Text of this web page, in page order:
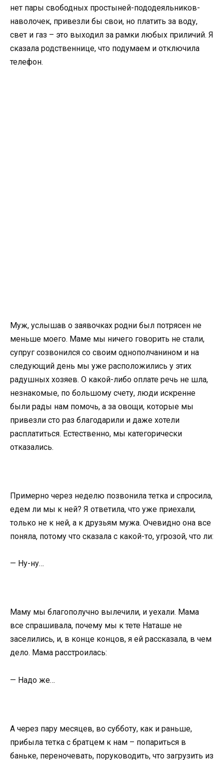
нет пары свободных простыней-пододеяльников-
наволочек, привезли бы свои, но платить за воду,
свет и газ – это выходил за рамки любых приличий. Я
сказала родственнице, что подумаем и отключила
телефон.
Муж, услышав о заявочках родни был потрясен не
меньше моего. Маме мы ничего говорить не стали,
супруг созвонился со своим однополчанином и на
следующий день мы уже расположились у этих
радушных хозяев. О какой-либо оплате речь не шла,
незнакомые, по большому счету, люди искренне
были рады нам помочь, а за овощи, которые мы
привезли сто раз благодарили и даже хотели
расплатиться. Естественно, мы категорически
отказались.
Примерно через неделю позвонила тетка и спросила,
едем ли мы к ней? Я ответила, что уже приехали,
только не к ней, а к друзьям мужа. Очевидно она все
поняла, потому что сказала с какой-то, угрозой, что ли:
— Ну-ну…
Маму мы благополучно вылечили, и уехали. Мама
все спрашивала, почему мы к тете Наташе не
заселились, и, в конце концов, я ей рассказала, в чем
дело. Мама расстроилась:
— Надо же…
А через пару месяцев, во субботу, как и раньше,
прибыла тетка с братцем к нам – попариться в
баньке, переночевать, поруководить, что загрузить из